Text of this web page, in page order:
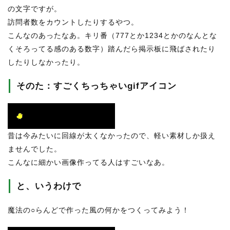
の文字ですが。
訪問者数をカウントしたりするやつ。
こんなのあったなあ。キリ番（777とか1234とかのなんとな
くそろってる感のある数字）踏んだら掲示板に飛ばされたり
したりしなかったり。
そのた：すごくちっちゃいgifアイコン
昔は今みたいに回線が太くなかったので、軽い素材しか扱え
ませんでした。
こんなに細かい画像作ってる人はすごいなあ。
と、いうわけで
魔法の○らんどで作った風の何かをつくってみよう！